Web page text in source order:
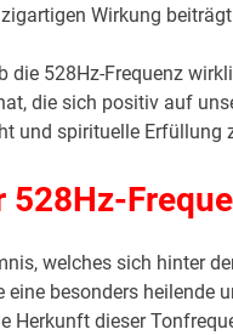
Wirkung
die 528Hz-Frequenz
die sich positiv auf
und spirituelle Erfüllung
528Hz-
welches sich hinter
eine besonders heilende
Herkunft dieser